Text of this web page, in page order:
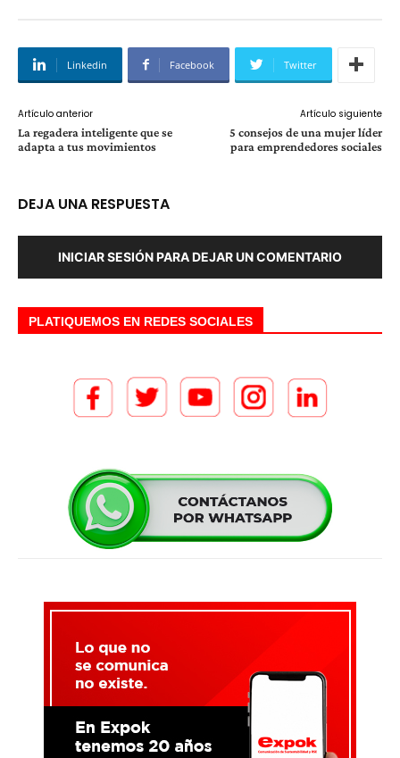
Linkedin Facebook Twitter
Artículo anterior
La regadera inteligente que se
adapta a tus movimientos
Artículo siguiente
5 consejos de una mujer líder
para emprendedores sociales
DEJA UNA RESPUESTA
INICIAR SESIÓN PARA DEJAR UN COMENTARIO
PLATIQUEMOS EN REDES SOCIALES